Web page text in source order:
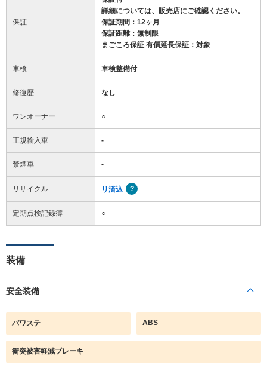
保証
詳細については、販売店にご確認ください。
保証期間：12ヶ月
保証距離：無制限
まごころ保証 有償延長保証：対象
車検 車検整備付
修復歴 なし
ワンオーナー ○
正規輸入車 -
禁煙車 -
リサイクル リ済込
定期点検記録簿 ○
装備
安全装備
パワステ ABS
衝突被害軽減ブレーキ